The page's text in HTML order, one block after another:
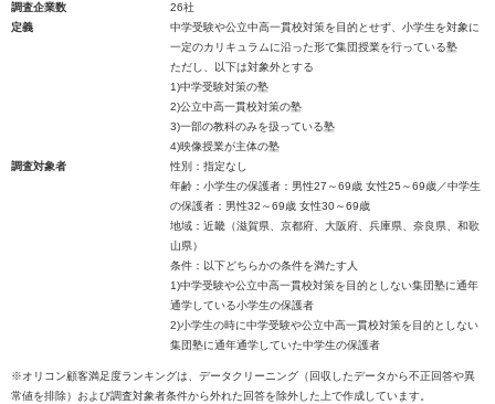
調査企業数
26社
定義
中学受験や公立中高一貫校対策を目的とせず、小学生を対象に
一定のカリキュラムに沿った形で集団授業を行っている塾
ただし、以下は対象外とする
1)中学受験対策の塾
2)公立中高一貫校対策の塾
3)一部の教科のみを扱っている塾
4)映像授業が主体の塾
調査対象者
性別：指定なし
年齢：小学生の保護者：男性27～69歳 女性25～69歳／中学生
の保護者：男性32～69歳 女性30～69歳
地域：近畿（滋賀県、京都府、大阪府、兵庫県、奈良県、和歌
山県）
条件：以下どちらかの条件を満たす人
1)中学受験や公立中高一貫校対策を目的としない集団塾に通年
通学している小学生の保護者
2)小学生の時に中学受験や公立中高一貫校対策を目的としない
集団塾に通年通学していた中学生の保護者
※オリコン顧客満足度ランキングは、データクリーニング（回収したデータから不正回答や異
常値を排除）および調査対象者条件から外れた回答を除外した上で作成しています。